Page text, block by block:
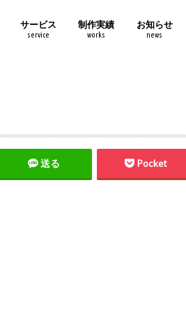
サービス
service
制作実績
works
お知らせ
news
送る Pocket